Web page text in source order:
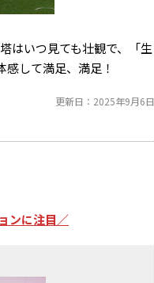
はいつ見ても壮観で、「生
して満足、満足！
更新日：2025年9月6日
ンに注目／